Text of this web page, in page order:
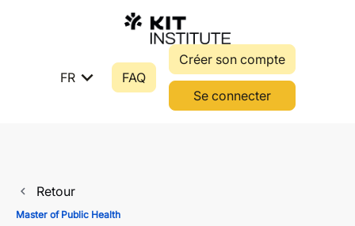
FRexpand_more FAQ
Créer son compte
Se connecter
navigate_before Retour
Master of Public Health